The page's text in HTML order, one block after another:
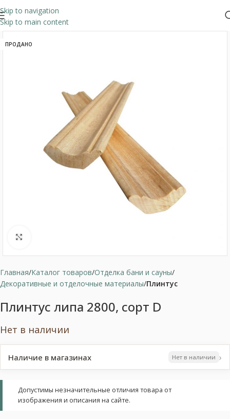
Skip to navigation
Skip to main content
ПРОДАНО
Главная Каталог товаров Отделка бани и сауны
Декоративные и отделочные материалы Плинтус
Плинтус липа 2800, сорт D
Нет в наличии
Наличие в магазинах Нет в наличии ›
Допустимы незначительные отличия товара от
изображения и описания на сайте.